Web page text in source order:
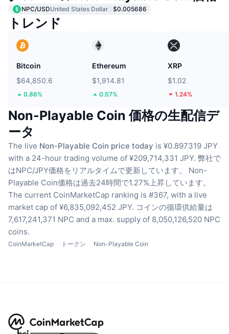
NPC/USDUnited States Dollar $0.005686
トレンド
Bitcoin
$64,850.6
0.86%
Ethereum
$1,914.81
0.57%
XRP
$1.02
1.24%
Non-Playable Coin 価格の生配信デ
ータ
The live Non-Playable Coin price today is ¥0.897319 JPY
with a 24-hour trading volume of ¥209,714,331 JPY. 弊社で
はNPC/JPY価格をリアルタイムで更新しています。
Non-
Playable Coin価格は過去24時間で1.27%上昇しています。
The current CoinMarketCap ranking is #367, with a live
market cap of ¥6,835,092,452 JPY. コインの循環供給量は
7,617,241,371 NPC and a max. supply of 8,050,126,520 NPC
coins.
CoinMarketCap トークン Non-Playable Coin